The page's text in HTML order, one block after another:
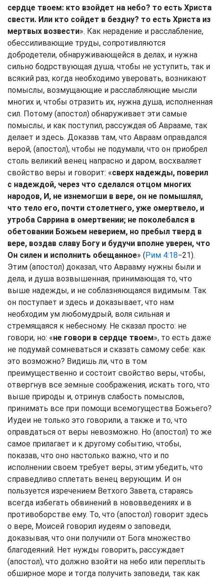
сердце твоем: кто взойдет на небо? то есть Христа
свести. Или кто сойдет в бездну? то есть Христа из
мертвых возвести». Как нерадение и расслабление,
обессиливающие труды, сопротивляются
добродетели, обнаруживающейся в делах, и нужна
сильно бодрствующая душа, чтобы не уступить, так и
всякий раз, когда необходимо уверовать, возникают
помыслы, возмущающие и расслабляющие мысли
многих и, чтобы отразить их, нужна душа, исполненная
сил. Потому (апостол) обнаруживает эти самые
помыслы, и как поступил, рассуждая об Аврааме, так
делает и здесь. Доказав там, что Авраам оправдался
верой, (апостол), чтобы не подумали, что он приобрел
столь великий венец напрасно и даром, восхваляет
свойство веры и говорит: «сверх надежды, поверил
с надеждой, через что сделался отцом многих
народов, И, не изнемогши в вере, он не помышлял,
что тело его, почти столетнего, уже омертвело, и
утроба Саррина в омертвении; не поколебался в
обетовании Божьем неверием, но пребыл тверд в
вере, воздав славу Богу и будучи вполне уверен, что
Он силен и исполнить обещанное» (Рим 4:18−21).
Этим (апостол) доказал, что Аврааму нужны были и
дела, и душа возвышенная, принимающая то, что
выше надежды, и не соблазняющаяся видимым. Так
он поступает и здесь и доказывает, что нам
необходим ум любомудрый, воля сильная и
стремящаяся к небесному. Не сказал просто: не
говори, но: «не говори в сердце твоем», то есть даже
не подумай сомневаться и сказать самому себе: как
это возможно? Видишь ли, что в том
преимущественно и состоит свойство веры, чтобы,
отвергнув все земные соображения, искать того, что
выше природы и, отринув слабость помыслов,
принимать все при помощи всемогущества Божьего?
Иудеи не только это говорили, а также и то, что
оправдаться от веры невозможно. Но (апостол) то же
самое прилагает и к другому событию, чтобы,
показав, что оно настолько важно, что и по
исполнении своем требует веры, этим убедить, что
справедливо сплетать венец верующим. И он
пользуется изречением Ветхого Завета, стараясь
всегда избегать обвинений в нововведениях и в
противоборстве ему. То, что (апостол) говорит здесь
о вере, Моисей говорил иудеям о заповеди,
доказывая, что они получили от Бога множество
благодеяний. Нет нужды говорить, рассуждает
(апостол), что должно взойти на небо или переплыть
обширное море и тогда получить заповеди, так как